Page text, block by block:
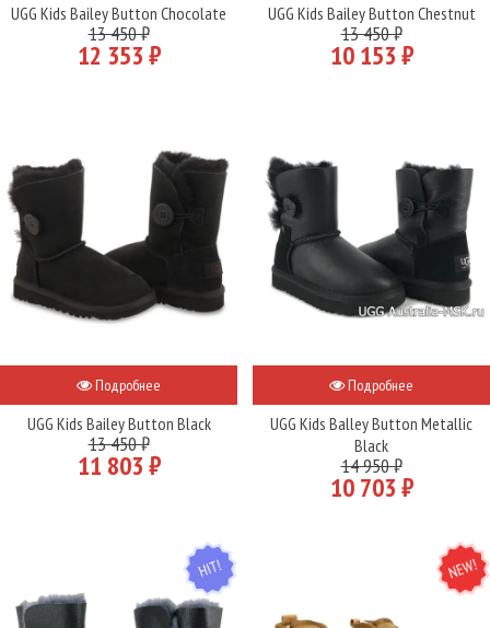
UGG Kids Bailey Button Chocolate
13 450 ₽
12 353 ₽
UGG Kids Bailey Button Chestnut
13 450 ₽
10 153 ₽
Подробнее
UGG Kids Bailey Button Black
13 450 ₽
11 803 ₽
Подробнее
UGG Kids Balley Button Metallic
Black
14 950 ₽
10 703 ₽
HIT NEW